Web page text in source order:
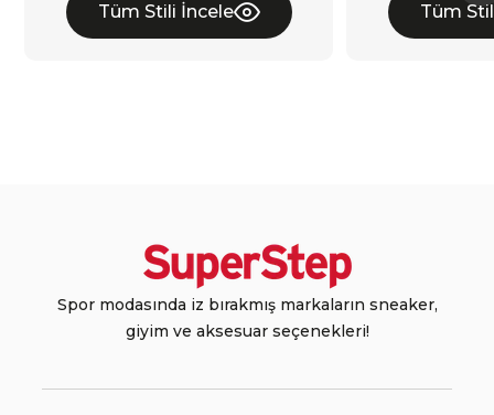
Tüm Stili İncele Tüm
Spor modasında iz bırakmış markaların sneaker,
giyim ve aksesuar seçenekleri!